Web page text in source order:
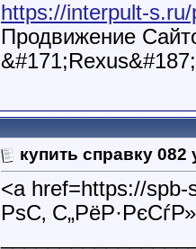
https://interpult-
Продвижение
купить справку 082
<a href=https://
РѕС‚